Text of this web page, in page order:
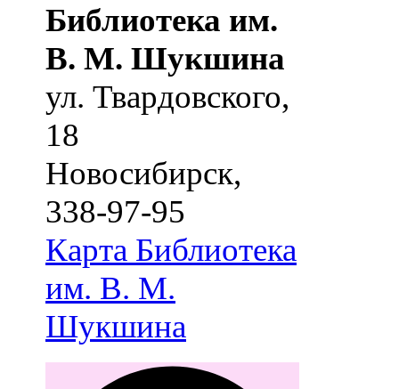
Библиотека им.
В. М. Шукшина
ул. Твардовского,
18
Новосибирск,
338-97-95
Карта Библиотека
им. В. М.
Шукшина